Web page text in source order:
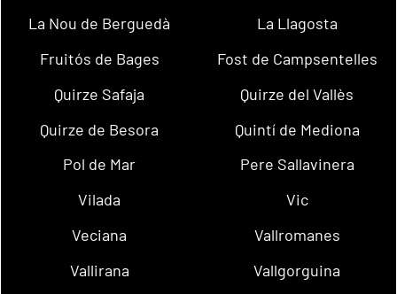
La Nou de Berguedà
La Llagosta
Fruitós de Bages
Fost de Campsentelles
Quirze Safaja
Quirze del Vallès
Quirze de Besora
Quintí de Mediona
Pol de Mar
Pere Sallavinera
Vilada
Vic
Veciana
Vallromanes
Vallirana
Vallgorguina